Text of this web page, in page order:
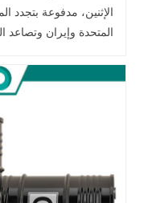
الإثنين، مدفوعة بتجدد
المتحدة وإيران